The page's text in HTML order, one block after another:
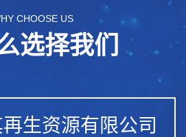
CHOOSE US
选择我们
生资源有限公司